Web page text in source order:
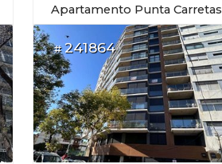
Apartamento Punta Carretas
#241864